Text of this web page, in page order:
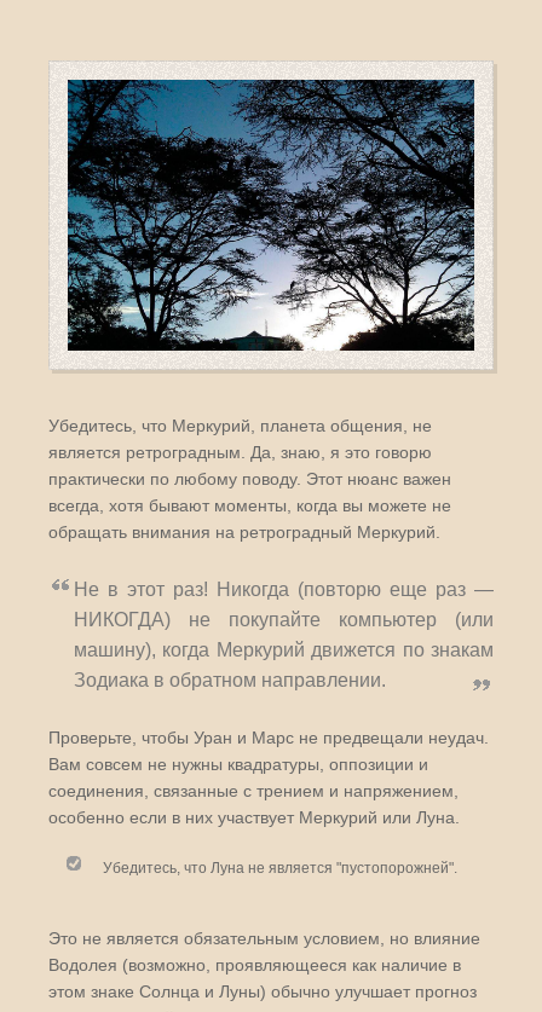
Убедитесь, что Меркурий, планета общения, не
является ретроградным. Да, знаю, я это говорю
практически по любому поводу. Этот нюанс важен
всегда, хотя бывают моменты, когда вы можете не
обращать внимания на ретроградный Меркурий.
Не в этот раз! Никогда (повторю еще раз —
НИКОГДА) не покупайте компьютер (или
машину), когда Меркурий движется по знакам
Зодиака в обратном направлении.
Проверьте, чтобы Уран и Марс не предвещали неудач.
Вам совсем не нужны квадратуры, оппозиции и
соединения, связанные с трением и напряжением,
особенно если в них участвует Меркурий или Луна.
Убедитесь, что Луна не является "пустопорожней".
Это не является обязательным условием, но влияние
Водолея (возможно, проявляющееся как наличие в
этом знаке Солнца и Луны) обычно улучшает прогноз